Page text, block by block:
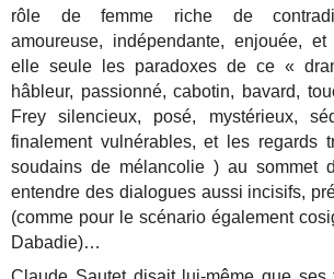
rôle de femme riche de
amoureuse, indépendante, enjouée,
elle seule les paradoxes de ce «
hâbleur, passionné, cabotin, bavard,
Frey silencieux, posé, mystérieux,
finalement vulnérables, et les regards
soudains de mélancolie ) au sommet
entendre des dialogues aussi incisifs,
(comme pour le scénario également
Dabadie)…